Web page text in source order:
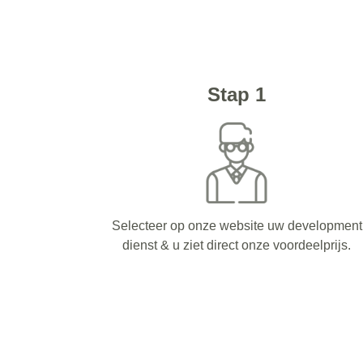
Stap 1
Selecteer op onze website uw development
dienst & u ziet direct onze voordeelprijs.